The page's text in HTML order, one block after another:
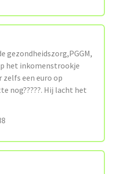
gezondheidszorg,PGGM,
het inkomenstrookje
zelfs een euro op
nog?????. Hij lacht het